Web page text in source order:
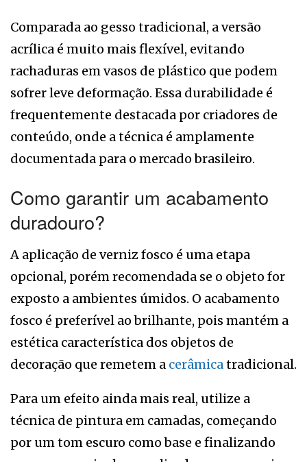
Comparada ao gesso tradicional, a versão
acrílica é muito mais flexível, evitando
rachaduras em vasos de plástico que podem
sofrer leve deformação. Essa durabilidade é
frequentemente destacada por criadores de
conteúdo, onde a técnica é amplamente
documentada para o mercado brasileiro.
Como garantir um acabamento
duradouro?
A aplicação de verniz fosco é uma etapa
opcional, porém recomendada se o objeto for
exposto a ambientes úmidos. O acabamento
fosco é preferível ao brilhante, pois mantém a
estética característica dos objetos de
decoração que remetem a cerâmicatradicional.
Para um efeito ainda mais real, utilize a
técnica de pintura em camadas, começando
por um tom escuro como base e finalizando